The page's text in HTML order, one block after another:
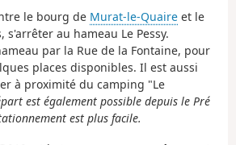
le bourg de Murat-le-Quaire et le
s'arrêter au hameau Le Pessy.
par la Rue de la Fontaine, pour
places disponibles. Il est aussi
à proximité du camping "Le
est également possible depuis le Pré
est plus facile.